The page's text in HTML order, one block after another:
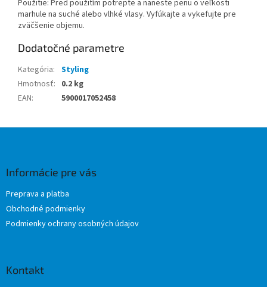
Použitie: Pred použitím potrepte a naneste penu o veľkosti
marhule na suché alebo vlhké vlasy. Vyfúkajte a vykefujte pre
zväčšenie objemu.
Dodatočné parametre
Kategória: Styling
Hmotnosť: 0.2 kg
EAN: 5900017052458
Informácie pre vás
Preprava a platba
Obchodné podmienky
Podmienky ochrany osobných údajov
Kontakt